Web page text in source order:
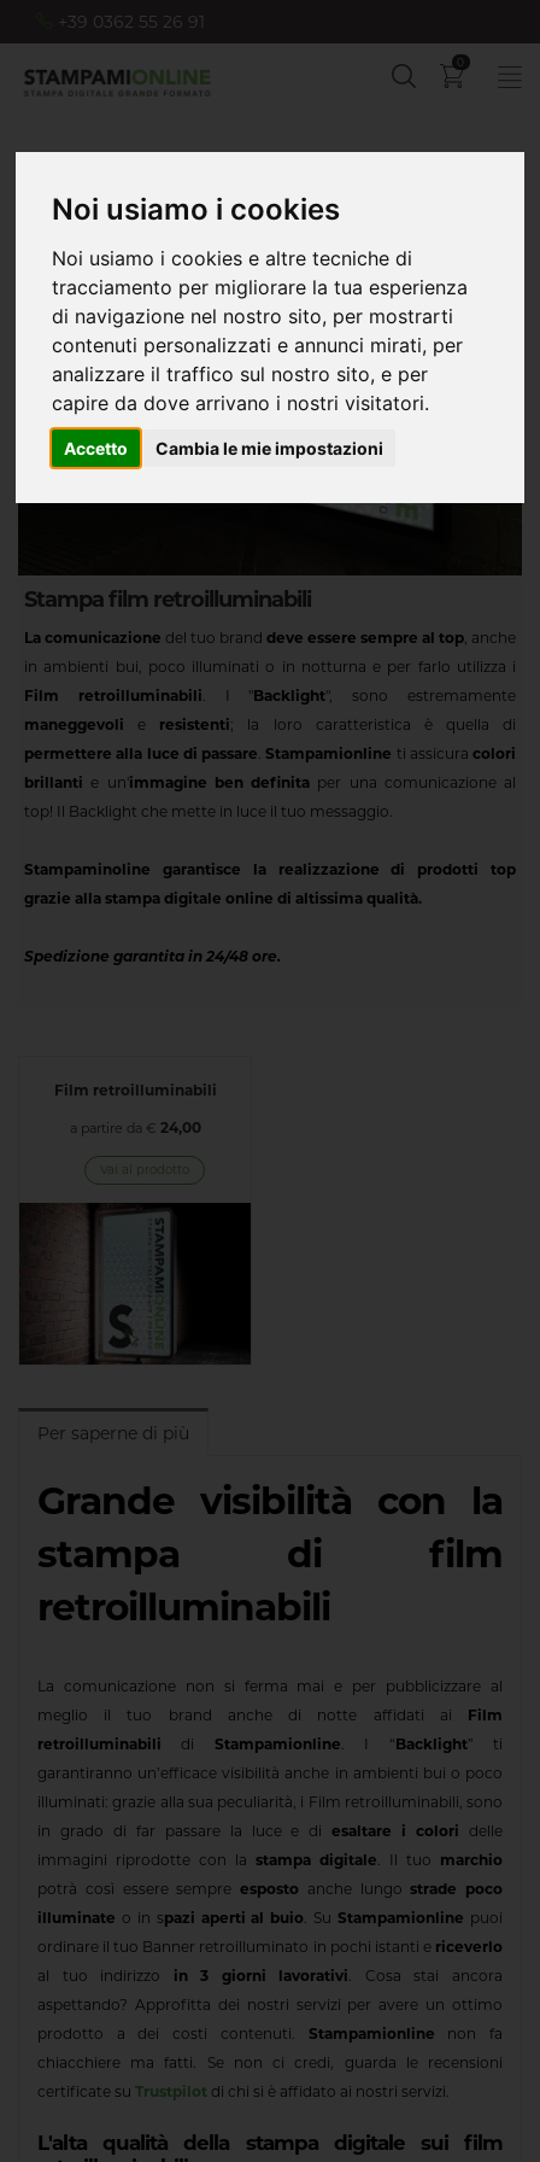
Noi usiamo i cookies
Noi usiamo i cookies e altre tecniche di
tracciamento per migliorare la tua esperienza
di navigazione nel nostro sito, per mostrarti
contenuti personalizzati e annunci mirati, per
analizzare il traffico sul nostro sito, e per
capire da dove arrivano i nostri visitatori.
Accetto Cambia le mie impostazioni
+39 0362 55 26 91
0
Stampa film retroilluminabili
La comunicazione del tuo brand deve essere sempre al top, anche
in ambienti bui, poco illuminati o in notturna e per farlo utilizza i
Film retroilluminabili. I "Backlight", sono estremamente
maneggevoli e resistenti; la loro caratteristica è quella di
permettere alla luce di passare. Stampamionline ti assicura colori
brillanti e un'immagine ben definita per una comunicazione al
top! Il Backlight che mette in luce il tuo messaggio.
Stampaminoline garantisce la realizzazione di prodotti top
grazie alla stampa digitale online di altissima qualità.
Spedizione garantita in 24/48 ore.
Film retroilluminabili
a partire da € 24,00
Vai al prodotto
Per saperne di più
Grande visibilità con la
stampa di film
retroilluminabili
La comunicazione non si ferma mai e per pubblicizzare al
meglio il tuo brand anche di notte affidati ai Film
retroilluminabili di Stampamionline . I “Backlight” ti
garantiranno un’efficace visibilità anche in ambienti bui o poco
illuminati: grazie alla sua peculiarità, i Film retroilluminabili, sono
in grado di far passare la luce e diesaltare i colori delle
immagini riprodotte con la stampa digitale . Il tuo marchio
potrà così essere sempre esposto anche lungostrade poco
illuminate o in spazi aperti al buio . Su Stampamionline puoi
ordinare il tuo Banner retroilluminato in pochi istanti e riceverlo
al tuo indirizzo in 3 giorni lavorativi . Cosa stai ancora
aspettando? Approfitta dei nostri servizi per avere un ottimo
prodotto a dei costi contenuti. Stampamionline non fa
chiacchiere ma fatti. Se non ci credi, guarda le recensioni
certificate su Trustpilot di chi si è affidato ai nostri servizi.
L'alta qualità della stampa digitale sui film